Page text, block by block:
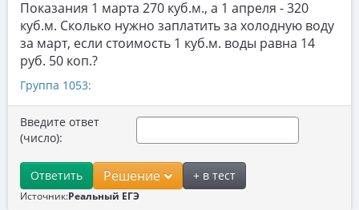
3. Графики, диаграммы, таблицы
4. Вычисления по формуле
5. Теория вероятностей
6. Выбор подходящих вариантов
7. Функции и производные
8. Выбор утверждений
9. Фигуры на квадратной решетке.
Координатная плоскость
Показания 1 марта 270 куб.м., а 1 апреля - 320
куб.м. Сколько нужно заплатить за холодную воду
за март, если стоимость 1 куб.м. воды равна 14
руб. 50 коп.?
Группа 1053:
Введите ответ
(число):
Ответить Решение + в тест
Источник:Реальный ЕГЭ